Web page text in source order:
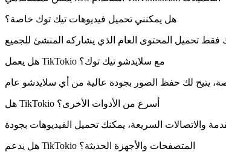
هل يمكنني تحميل فيديوهات تيك توك خاصة؟
هل يعمل TikTokio مع سلايدشو تيك توك؟
هل TikTokio أسرع من الأدوات الأخرى؟
هل يدعم TikTokio المتصفحات والأجهزة الحديثة؟